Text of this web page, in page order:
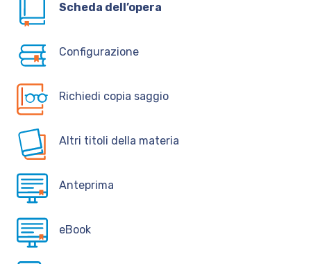
Scheda dell’opera
Configurazione
Richiedi copia saggio
Altri titoli della materia
Anteprima
eBook